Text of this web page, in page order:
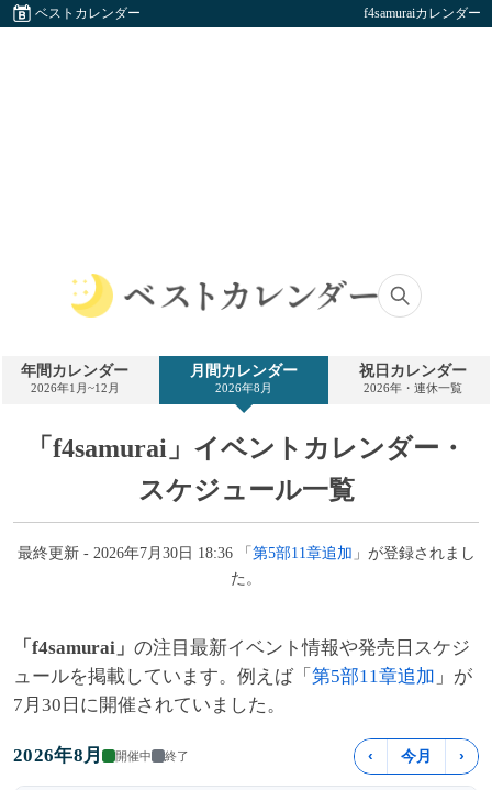
ベストカレンダー f4samuraiカレンダー
ト
カ
ダ
ー
年間カレンダー
2026年1月~12月
月間カレンダー
2026年8月
祝日カレンダー
2026年・連休一覧
「f4samurai」イベントカレンダー・
スケジュール一覧
最終更新 - 2026年7月30日 18:36 「第5部11章追加 」が登録されまし
た。
「f4samurai」 の注目最新イベント情報や発売日スケジ
ュールを掲載しています。例えば「 第5部11章追加 」が
7月30日に開催されていました。
2026年8月 開催中 終了 ‹ 今月 ›